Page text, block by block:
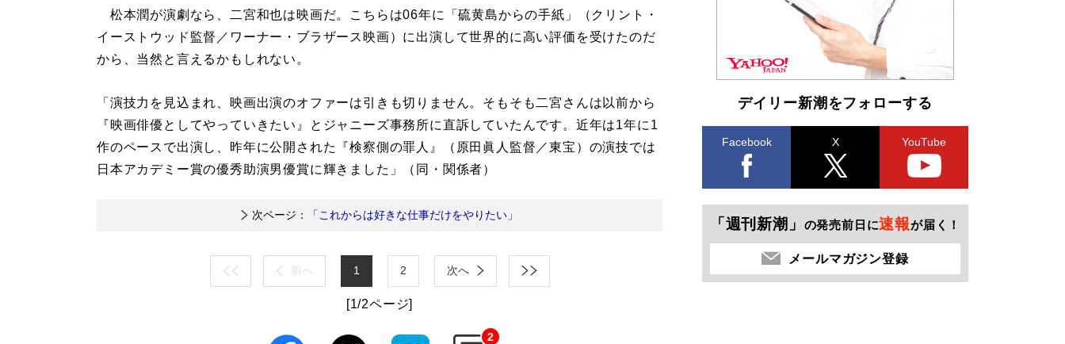
松本潤が演劇なら、二宮和也は映画だ。こちらは06年に「硫黄島からの手紙」（クリント・
イーストウッド監督／ワーナー・ブラザース映画）に出演して世界的に高い評価を受けたのだ
から、当然と言えるかもしれない。
「演技力を見込まれ、映画出演のオファーは引きも切りません。そもそも二宮さんは以前から
『映画俳優としてやっていきたい』とジャニーズ事務所に直訴していたんです。近年は1年に1
作のペースで出演し、昨年に公開された『検察側の罪人』（原田眞人監督／東宝）の演技では
日本アカデミー賞の優秀助演男優賞に輝きました」（同・関係者）
次ページ： 「これからは好きな仕事だけをやりたい」
前へ 1 2 次へ
[1/2ページ]
2
デイリー新潮をフォローする
Facebook X YouTube
「週刊新潮」 の発売前日に速報が届く！
メールマガジン登録